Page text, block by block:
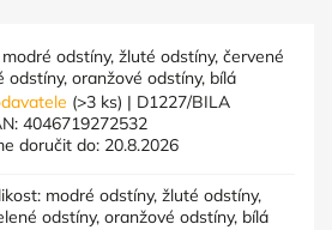
odstíny, žluté odstíny, červené
odstíny, oranžové odstíny, bílá
(>3 ks) | D1227/BILA
4046719272532
doručit do: 20.8.2026
modré odstíny, žluté odstíny,
odstíny, oranžové odstíny, bílá